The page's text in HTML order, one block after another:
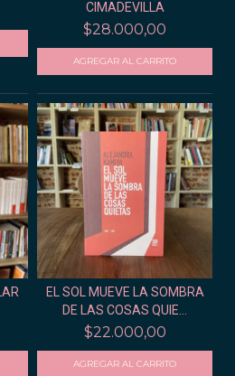
CIMADEVILLA
$28.000,00
EL SOL MUEVE LA SOMBRA
DE LAS COSAS QUIE...
$22.000,00